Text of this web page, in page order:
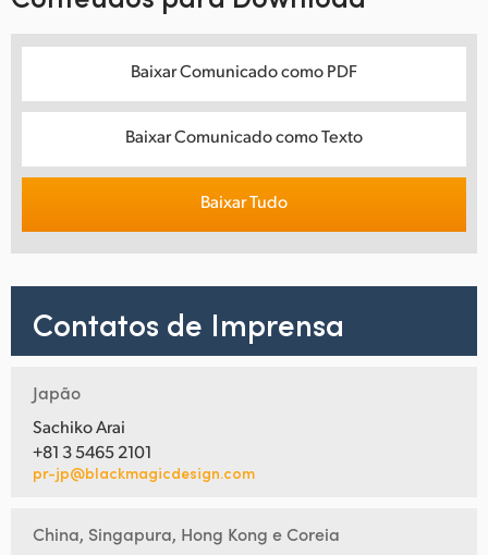
Baixar Comunicado como PDF
Baixar Comunicado como Texto
Baixar Tudo
Contatos de Imprensa
Japão
Sachiko Arai
+81 3 5465 2101
pr-jp@blackmagicdesign.com
China, Singapura, Hong Kong e Coreia